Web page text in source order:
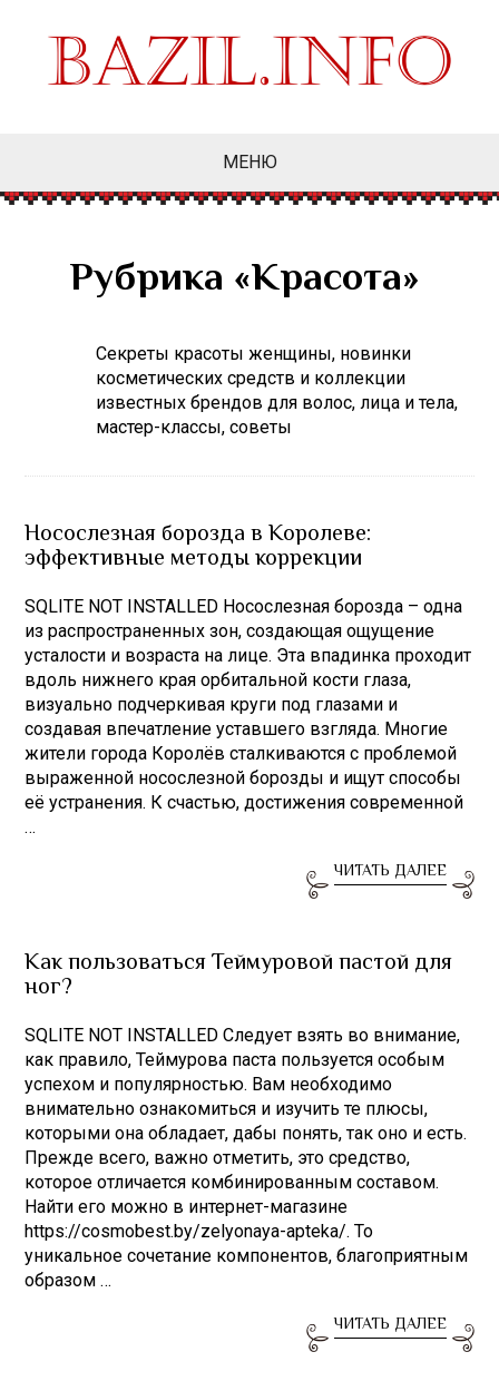
МЕНЮ
Рубрика «Красота»
Секреты красоты женщины, новинки
косметических средств и коллекции
известных брендов для волос, лица и тела,
мастер-классы, советы
Носослезная борозда в Королеве:
эффективные методы коррекции
SQLITE NOT INSTALLED Носослезная борозда – одна
из распространенных зон, создающая ощущение
усталости и возраста на лице. Эта впадинка проходит
вдоль нижнего края орбитальной кости глаза,
визуально подчеркивая круги под глазами и
создавая впечатление уставшего взгляда. Многие
жители города Королёв сталкиваются с проблемой
выраженной носослезной борозды и ищут способы
её устранения. К счастью, достижения современной
…
ЧИТАТЬ ДАЛЕЕ
Как пользоваться Теймуровой пастой для
ног?
SQLITE NOT INSTALLED Следует взять во внимание,
как правило, Теймурова паста пользуется особым
успехом и популярностью. Вам необходимо
внимательно ознакомиться и изучить те плюсы,
которыми она обладает, дабы понять, так оно и есть.
Прежде всего, важно отметить, это средство,
которое отличается комбинированным составом.
Найти его можно в интернет-магазине
https://cosmobest.by/zelyonaya-apteka/. То
уникальное сочетание компонентов, благоприятным
образом …
ЧИТАТЬ ДАЛЕЕ